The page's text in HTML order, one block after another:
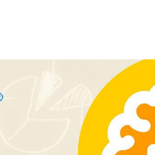
NOVA: innovación y diseño que
transforman espacios de la mano
de Tormo Franquicias